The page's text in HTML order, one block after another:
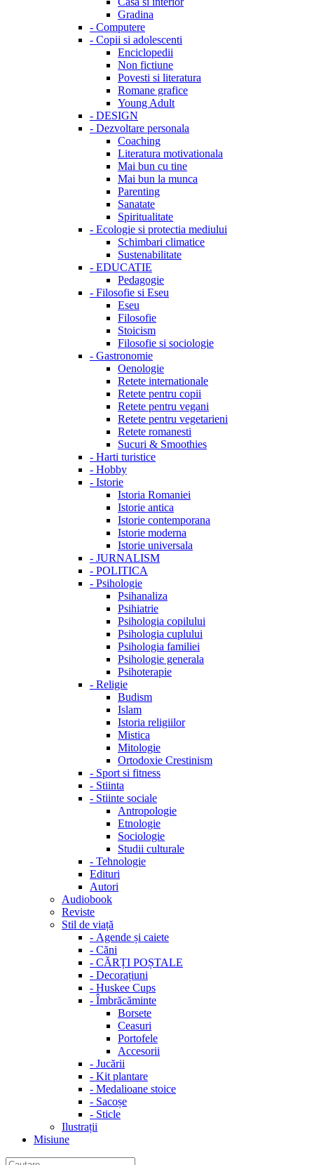
Gradina
- Computere
- Copii si adolescenti
Enciclopedii
Non fictiune
Povesti si literatura
Romane grafice
Young Adult
- DESIGN
- Dezvoltare personala
Coaching
Literatura motivationala
Mai bun cu tine
Mai bun la munca
Parenting
Sanatate
Spiritualitate
- Ecologie si protectia mediului
Schimbari climatice
Sustenabilitate
- EDUCATIE
Pedagogie
- Filosofie si Eseu
Eseu
Filosofie
Stoicism
Filosofie si sociologie
- Gastronomie
Oenologie
Retete internationale
Retete pentru copii
Retete pentru vegani
Retete pentru vegetarieni
Retete romanesti
Sucuri & Smoothies
- Harti turistice
- Hobby
- Istorie
Istoria Romaniei
Istorie antica
Istorie contemporana
Istorie moderna
Istorie universala
- JURNALISM
- POLITICA
- Psihologie
Psihanaliza
Psihiatrie
Psihologia copilului
Psihologia cuplului
Psihologia familiei
Psihologie generala
Psihoterapie
- Religie
Budism
Islam
Istoria religiilor
Mistica
Mitologie
Ortodoxie Crestinism
- Sport si fitness
- Stiinta
- Stiinte sociale
Antropologie
Etnologie
Sociologie
Studii culturale
- Tehnologie
Edituri
Autori
Audiobook
Reviste
Stil de viață
- Agende și caiete
- Căni
- CĂRȚI POȘTALE
- Decorațiuni
- Huskee Cups
- Îmbrăcăminte
Borsete
Ceasuri
Portofele
Accesorii
- Jucării
- Kit plantare
- Medalioane stoice
- Sacoșe
- Sticle
Ilustrații
Misiune